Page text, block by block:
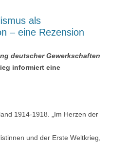
als
– eine Rezension
deutscher Gewerkschaften
informiert eine
1914-1918. „Im Herzen der
und der Erste Weltkrieg,